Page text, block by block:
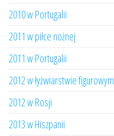
2010 w Portugalii
2011 w piłce nożnej
2011 w Portugalii
2012 w łyżwiarstwie figurowym
2012 w Rosji
2013 w Hiszpanii